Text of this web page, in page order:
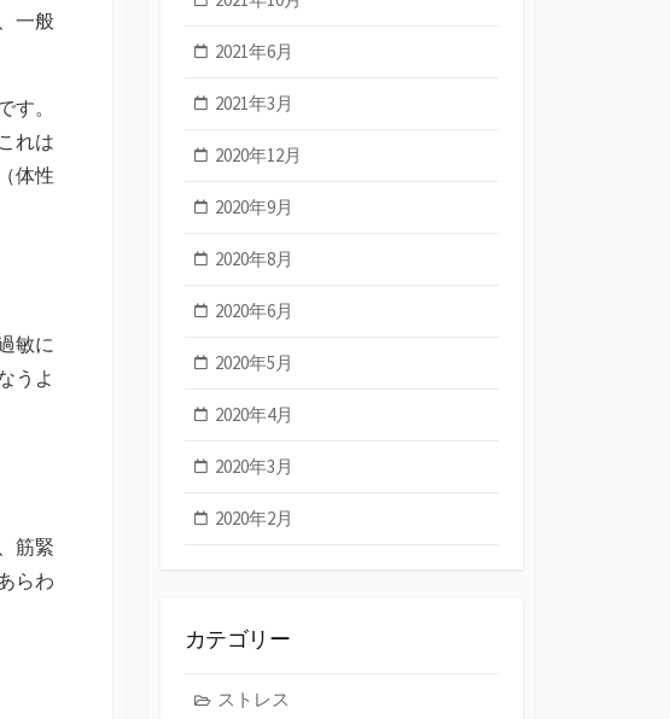
一般
。
れは
体性
敏に
うよ
筋緊
らわ
2021年6月
2021年3月
2020年12月
2020年9月
2020年8月
2020年6月
2020年5月
2020年4月
2020年3月
2020年2月
カテゴリー
ストレス